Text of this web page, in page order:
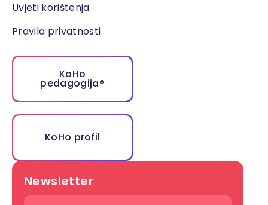
Uvjeti korištenja
Pravila privatnosti
KoHo
pedagogija®
KoHo profil
Newsletter